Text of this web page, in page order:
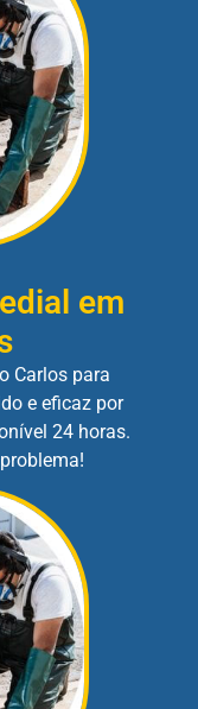
em
Carlos para
e eficaz por
24 horas.